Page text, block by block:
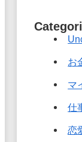
お
マ
仕
恋